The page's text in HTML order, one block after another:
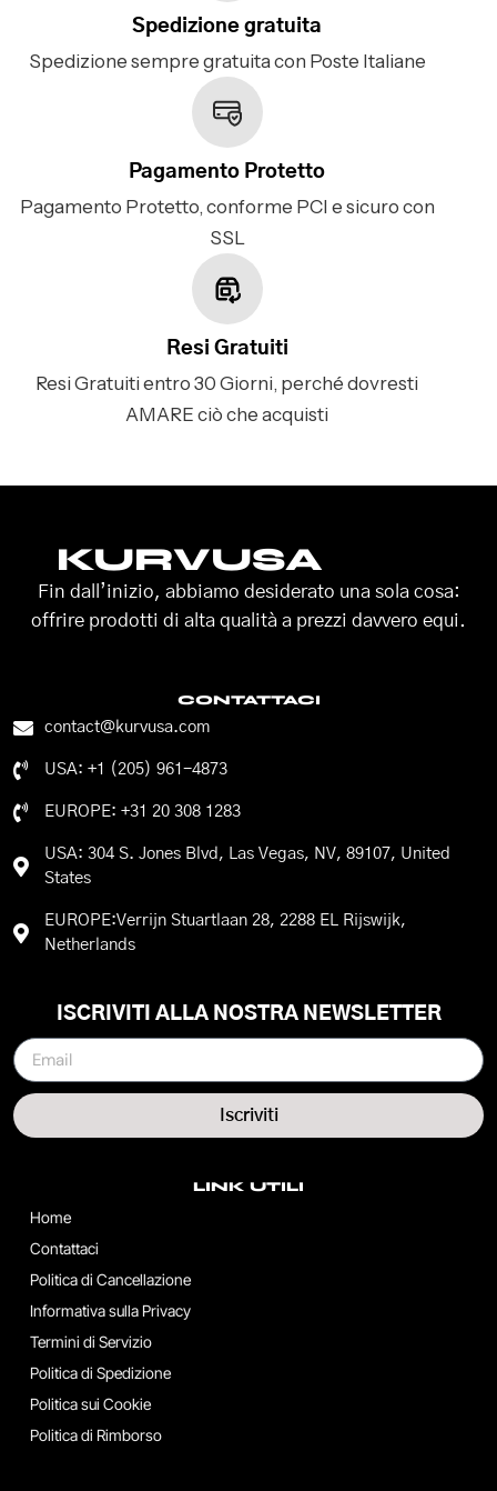
Spedizione gratuita
Spedizione sempre gratuita con Poste Italiane
Pagamento Protetto
Pagamento Protetto, conforme PCI e sicuro con
SSL
Resi Gratuiti
Resi Gratuiti entro 30 Giorni, perché dovresti
AMARE ciò che acquisti
KURVUSA
Fin dall’inizio, abbiamo desiderato una sola cosa:
offrire prodotti di alta qualità a prezzi davvero equi.
CONTATTACI
contact@kurvusa.com
USA: +1 (205) 961-4873
EUROPE: +31 20 308 1283
USA: 304 S. Jones Blvd, Las Vegas, NV, 89107, United
States
EUROPE:Verrijn Stuartlaan 28, 2288 EL Rijswijk,
Netherlands
LINK UTILI
Home
Contattaci
Politica di Cancellazione
Informativa sulla Privacy
Termini di Servizio
Politica di Spedizione
Politica sui Cookie
Politica di Rimborso
ISCRIVITI ALLA NOSTRA NEWSLETTER
Iscriviti